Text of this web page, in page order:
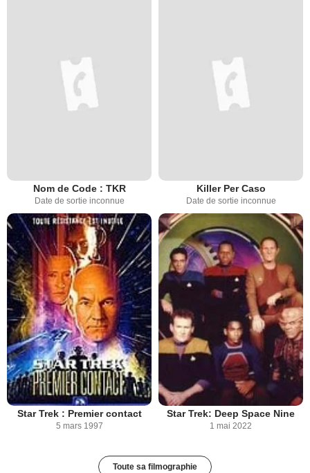
Nom de Code : TKR
Date de sortie inconnue
Killer Per Caso
Date de sortie inconnue
Star Trek : Premier contact
5 mars 1997
Star Trek: Deep Space Nine
1 mai 2022
Toute sa filmographie